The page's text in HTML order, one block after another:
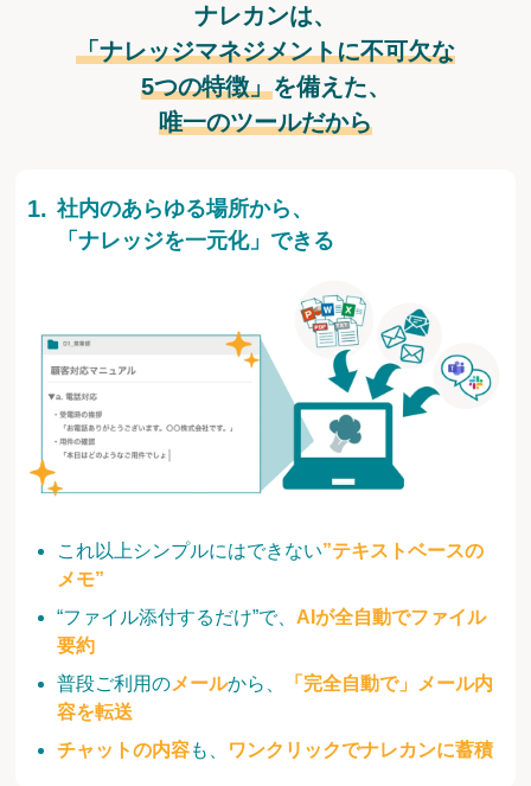
ナレカンは、
「ナレッジマネジメントに不可欠な
5つの特徴」を備えた、
唯一のツールだから
これ以上シンプルにはできない”テキストベースの
メモ”
“ファイル添付するだけ”で、 AIが全自動でファイル
要約
普段ご利用のメールから、
「完全自動で」メール内
容を転送
チャットの内容も、 ワンクリックでナレカンに蓄積
社内のあらゆる場所から、
「ナレッジを一元化」できる